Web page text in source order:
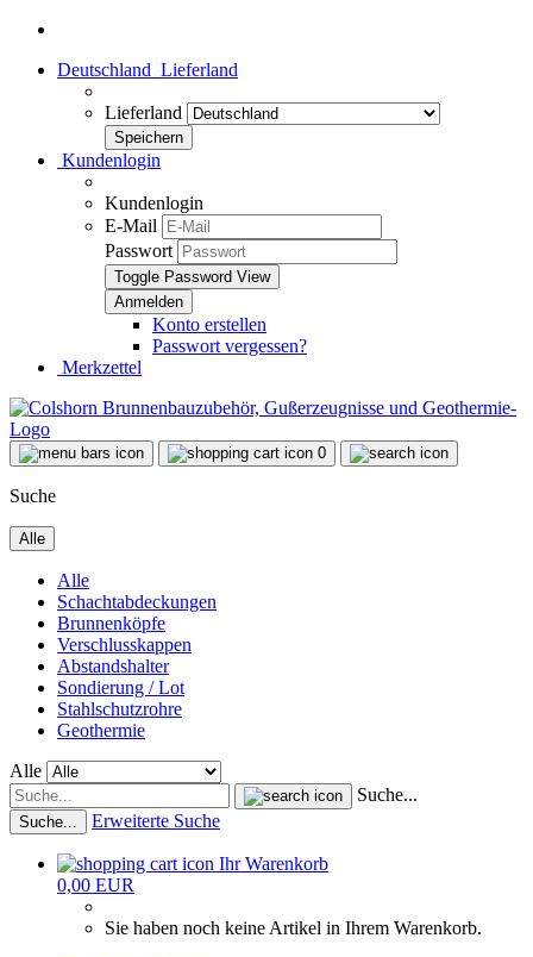
Deutschland Lieferland
Lieferland
Kundenlogin
Kundenlogin
E-Mail
Passwort
Toggle Password View
Konto erstellen
Passwort vergessen?
Merkzettel
0
Suche
Alle
Alle
Schachtabdeckungen
Brunnenköpfe
Verschlusskappen
Abstandshalter
Sondierung / Lot
Stahlschutzrohre
Geothermie
Alle
Suche...
Suche... Erweiterte Suche
Ihr Warenkorb
0,00 EUR
Sie haben noch keine Artikel in Ihrem Warenkorb.